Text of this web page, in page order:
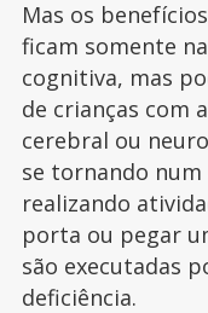
Mas os
ficam somente
cognitiva, mas
de crianças com
cerebral ou
se tornando
realizando
porta ou pegar
são executadas
deficiência.